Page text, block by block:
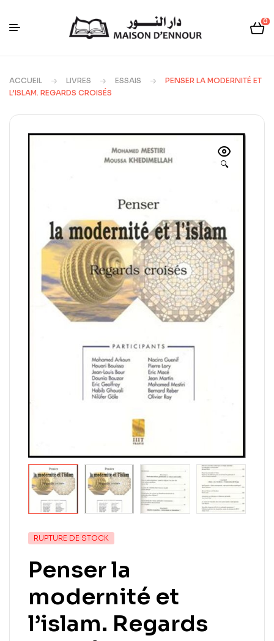
0
ACCUEIL LIVRES ESSAIS
PENSER LA MODERNITÉ ET
L’ISLAM. REGARDS CROISÉS
🔍
RUPTURE DE STOCK
Penser la
modernité et
l’islam. Regards